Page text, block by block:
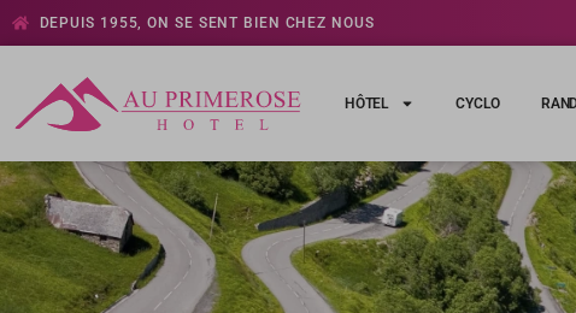
DEPUIS 1955, ON SE SENT BIEN CHEZ NOUS
HÔTEL CYCLO